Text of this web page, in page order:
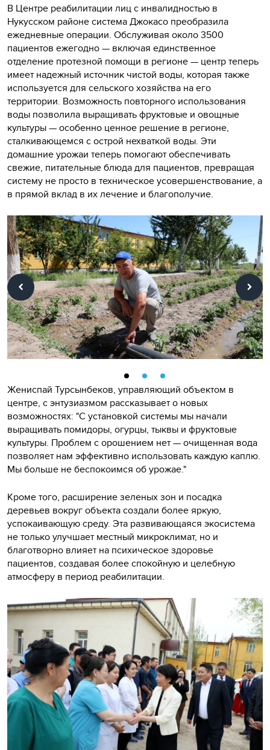
В Центре реабилитации лиц с инвалидностью в
Нукусском районе система Джокасо преобразила
ежедневные операции. Обслуживая около 3500
пациентов ежегодно — включая единственное
отделение протезной помощи в регионе — центр теперь
имеет надежный источник чистой воды, которая также
используется для сельского хозяйства на его
территории. Возможность повторного использования
воды позволила выращивать фруктовые и овощные
культуры — особенно ценное решение в регионе,
сталкивающемся с острой нехваткой воды. Эти
домашние урожаи теперь помогают обеспечивать
свежие, питательные блюда для пациентов, превращая
систему не просто в техническое усовершенствование, а
в прямой вклад в их лечение и благополучие.
Жениспай Турсынбеков, управляющий объектом в
центре, с энтузиазмом рассказывает о новых
возможностях: "С установкой системы мы начали
выращивать помидоры, огурцы, тыквы и фруктовые
культуры. Проблем с орошением нет — очищенная вода
позволяет нам эффективно использовать каждую каплю.
Мы больше не беспокоимся об урожае."
Кроме того, расширение зеленых зон и посадка
деревьев вокруг объекта создали более яркую,
успокаивающую среду. Эта развивающаяся экосистема
не только улучшает местный микроклимат, но и
благотворно влияет на психическое здоровье
пациентов, создавая более спокойную и целебную
атмосферу в период реабилитации.